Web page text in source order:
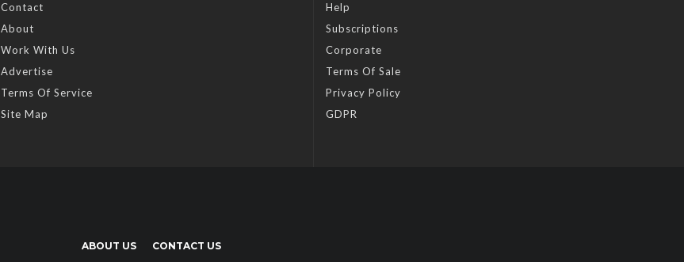
Contact
About
Work With Us
Advertise
Terms Of Service
Site Map
Help
Subscriptions
Corporate
Terms Of Sale
Privacy Policy
GDPR
ABOUT US CONTACT US